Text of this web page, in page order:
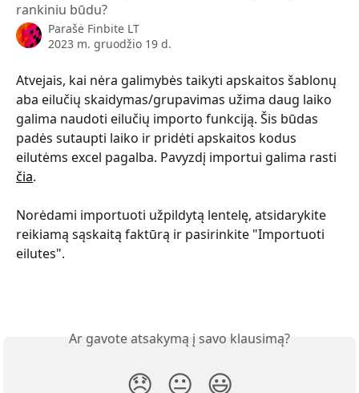
rankiniu būdu?
Parašė Finbite LT
2023 m. gruodžio 19 d.
Atvejais, kai nėra galimybės taikyti apskaitos šablonų
aba eilučių skaidymas/grupavimas užima daug laiko
galima naudoti eilučių importo funkciją. Šis būdas
padės sutaupti laiko ir pridėti apskaitos kodus
eilutėms excel pagalba. Pavyzdį importui galima rasti
čia.
Norėdami importuoti užpildytą lentelę, atsidarykite
reikiamą sąskaitą faktūrą ir pasirinkite "Importuoti
eilutes".
Ar gavote atsakymą į savo klausimą?
😞 😐 😃